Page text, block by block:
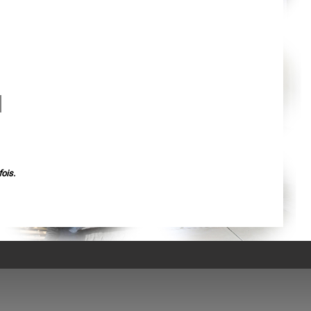
Lyon
Vesoul
Chambéry